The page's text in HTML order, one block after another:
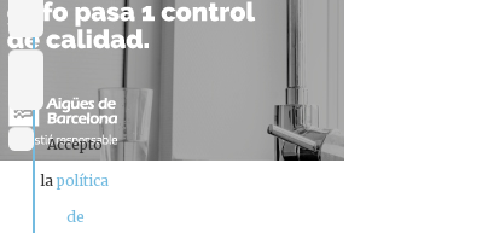
Accepto
lapolítica
de